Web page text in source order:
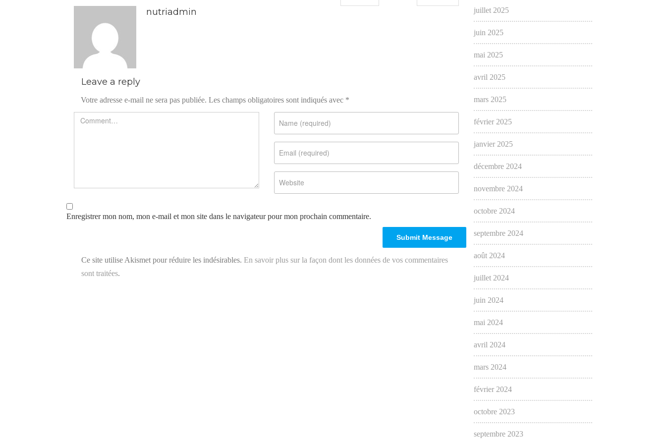
nutriadmin
Leave a reply
Votre adresse e-mail ne sera pas publiée. Les champs obligatoires sont indiqués avec *
Enregistrer mon nom, mon e-mail et mon site dans le navigateur pour mon prochain commentaire.
Ce site utilise Akismet pour réduire les indésirables.En savoir plus sur la façon dont les données de vos commentaires
sont traitées.
juillet 2025
juin 2025
mai 2025
avril 2025
mars 2025
février 2025
janvier 2025
décembre 2024
novembre 2024
octobre 2024
septembre 2024
août 2024
juillet 2024
juin 2024
mai 2024
avril 2024
mars 2024
février 2024
octobre 2023
septembre 2023